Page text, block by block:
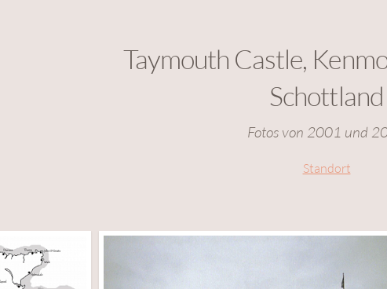
Taymouth Castle,
Schottland
Fotos von 2001 und
Standort